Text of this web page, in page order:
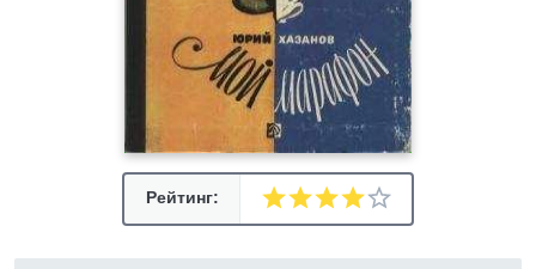
Рейтинг: